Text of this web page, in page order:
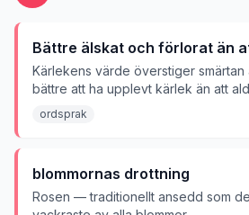
Bättre älskat och förlorat än
Kärlekens värde överstiger
bättre att ha upplevt kärlek än att
ordsprak
blommornas drottning
Rosen — traditionellt ansedd som